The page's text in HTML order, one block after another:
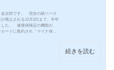
金次郎です。 現在の紙ベース
廃止される12月2日まで、半年
した。 健康保険証の機能が、
カードに集約され「マイナ保険
続きを読む